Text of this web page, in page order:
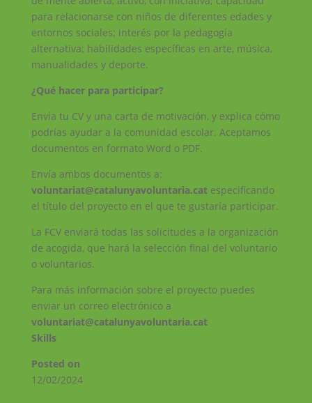
para relacionarse con niños de diferentes edades y
entornos sociales; interés por la pedagogía
alternativa; habilidades específicas en arte, música,
manualidades y deporte.
¿Qué hacer para participar?
Envía tu CV y una carta de motivación, y explica cómo
podrías ayudar a la comunidad escolar. Aceptamos
documentos en formato Word o PDF.
Envía ambos documentos a:
voluntariat@catalunyavoluntaria.cat especificando
el título del proyecto en el que te gustaría participar.
La FCV enviará todas las solicitudes a la organización
de acogida, que hará la selección final del voluntario
o voluntarios.
Para más información sobre el proyecto puedes
enviar un correo electrónico a
voluntariat@catalunyavoluntaria.cat
Skills
Posted on
12/02/2024